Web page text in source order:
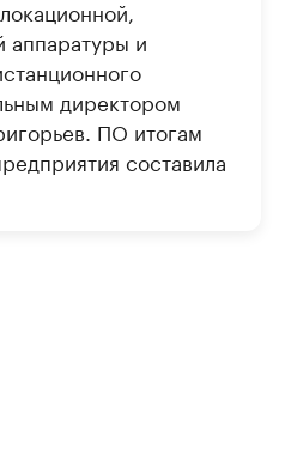
аппаратуры и
директором
ПО итогам
составила